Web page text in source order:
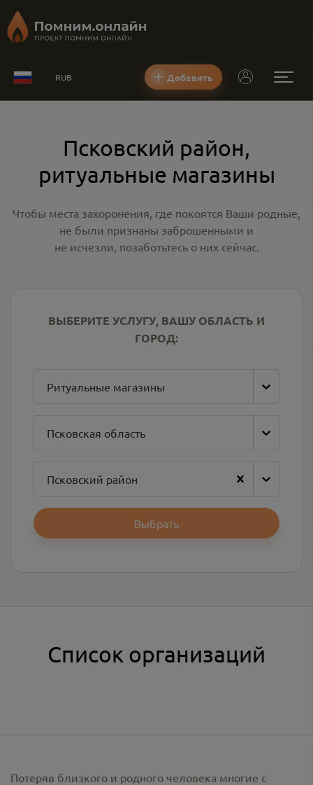
RUB Добавить
Псковский район,
ритуальные магазины
Чтобы места захоронения, где покоятся Ваши родные,
не были признаны заброшенными и
не исчезли, позаботьтесь о них сейчас.
ВЫБЕРИТЕ УСЛУГУ, ВАШУ ОБЛАСТЬ И
ГОРОД:
Ритуальные магазины
Псковская область
Псковский район
Выбрать
Список организаций
Потеряв близкого и родного человека многие с